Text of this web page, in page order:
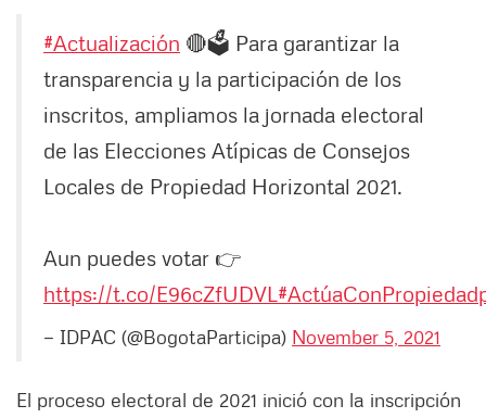
#Actualización 🔴🗳️ Para garantizar la
transparencia y la participación de los
inscritos, ampliamos la jornada electoral
de las Elecciones Atípicas de Consejos
Locales de Propiedad Horizontal 2021.
Aun puedes votar 👉
https://t.co/E96cZfUDVL #ActúaConPropiedad
— IDPAC (@BogotaParticipa) November 5, 2021
El proceso electoral de 2021 inició con la inscripción